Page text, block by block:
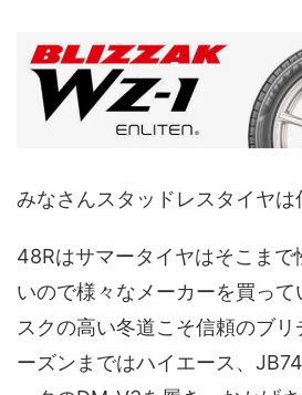
みなさんスタッドレスタイヤは
48Rはサマータイヤはそこまで
いので様々なメーカーを買って
スクの高い冬道こそ信頼のブ
ーズンまではハイエース、